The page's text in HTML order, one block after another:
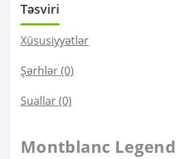
Təsviri
Xüsusiyyətlər
Şərhlər (0)
Suallar(0)
Montblanc